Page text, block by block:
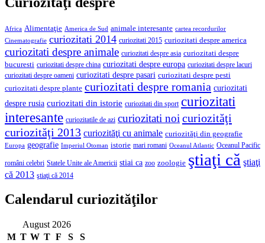
Africa Alimentaţie America de Sud animale interesante cartea recordurilor
Cinematografie curiozitati 2014 curiozitati 2015 curiozitati despre america
curiozitati despre animale curiozitati despre asia curiozitati despre
bucuresti curiozitati despre china curiozitati despre europa curiozitati despre lacuri
curiozitati despre oameni curiozitati despre pasari curiozitati despre pesti
curiozitati despre plante curiozitati despre romania curiozitati
despre rusia curiozitati din istorie curiozitati din sport curiozitati
interesante curiozitatile de azi curiozitati noi curiozităţi
curiozităţi 2013 curiozităţi cu animale curiozităţi din geografie
Europa geografie Imperiul Otoman istorie mari romani Oceanul Atlantic Oceanul Pacific
români celebri Statele Unite ale Americii stiai ca zoo zoologie ştiaţi că ştiaţi
că 2013 ştiaţi că 2014
Calendarul curiozităţilor
August 2026
M T W T F S
S